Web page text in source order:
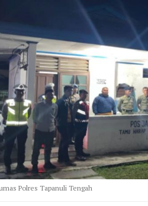
Polres Tapanuli Tengah